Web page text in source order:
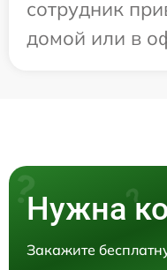
сотрудник
домой или в
Нужна
Закажите